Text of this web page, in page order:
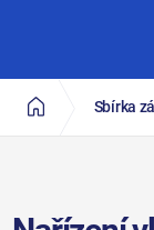
Sbírka